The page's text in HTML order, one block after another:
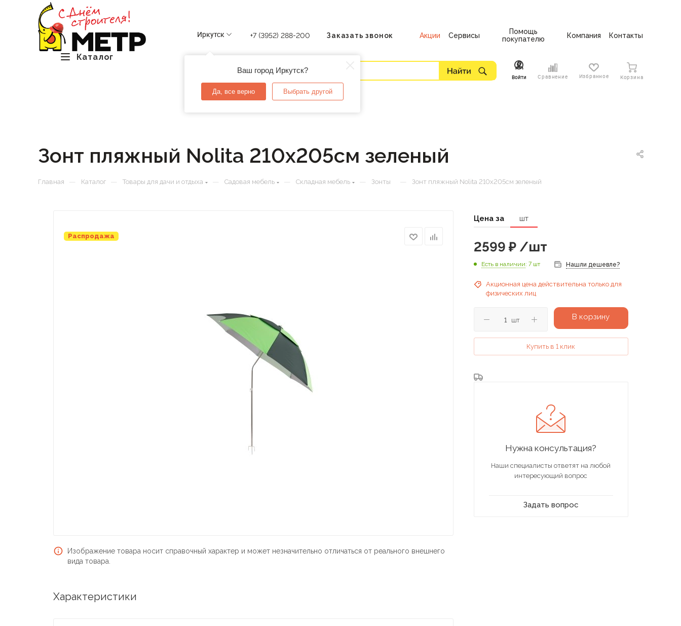
Каталог
Иркутск
Ваш город Иркутск?
Да, все верно Выбрать другой
+7 (3952) 288-200 Заказать звонок Акции Сервисы
Помощь
покупателю
Компания Контакты
Войти Сравнение Избранное Корзина
Зонт пляжный Nolita 210х205см зеленый
Главная — Каталог — Товары для дачи и отдыха — Садовая мебель — Складная мебель — Зонты — Зонт пляжный Nolita 210х205см зеленый
Распродажа
Изображение товара носит справочный характер и может незначительно отличаться от реального внешнего
вида товара.
Характеристики
Цена за шт
2599 ₽/шт
Есть в наличии: 7 шт Нашли дешевле?
Акционная цена действительна только для
физических лиц
шт В корзину
Купить в 1 клик
Нужна консультация?
Наши специалисты ответят на любой
интересующий вопрос
Задать вопрос